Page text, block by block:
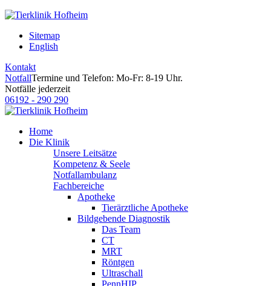
Sitemap
English
Kontakt
NotfallTermine und Telefon: Mo-Fr: 8-19 Uhr.
Notfälle jederzeit
06192 - 290 290
Home
Die Klinik
Unsere Leitsätze
Kompetenz & Seele
Notfallambulanz
Fachbereiche
Apotheke
Tierärztliche Apotheke
Bildgebende Diagnostik
Das Team
CT
MRT
Röntgen
Ultraschall
PennHIP